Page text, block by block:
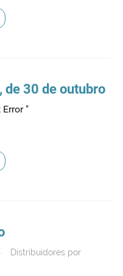
30 de outubro
"
Distribuidores por